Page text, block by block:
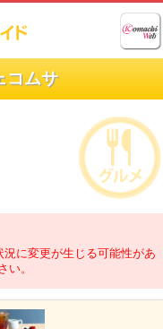
コムサ
に変更が生じる可能性があ
い。